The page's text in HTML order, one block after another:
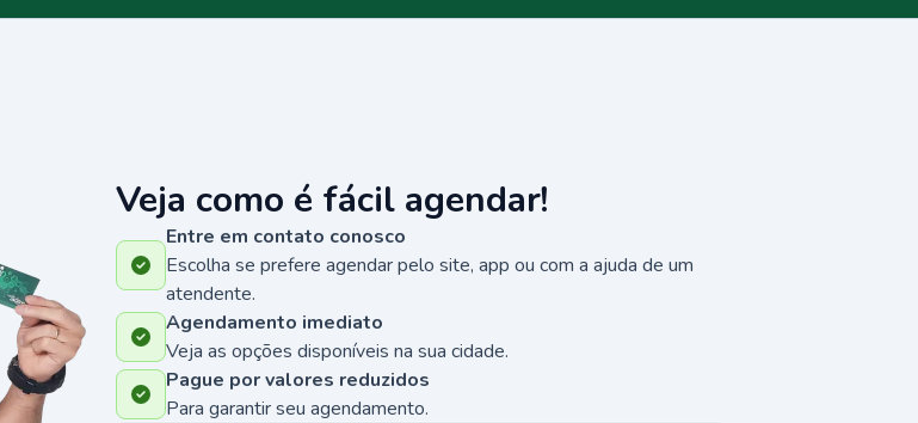
Veja como é fácil agendar!
Entre em contato conosco
Escolha se prefere agendar pelo site, app ou com a ajuda de um
atendente.
Agendamento imediato
Veja as opções disponíveis na sua cidade.
Pague por valores reduzidos
Para garantir seu agendamento.